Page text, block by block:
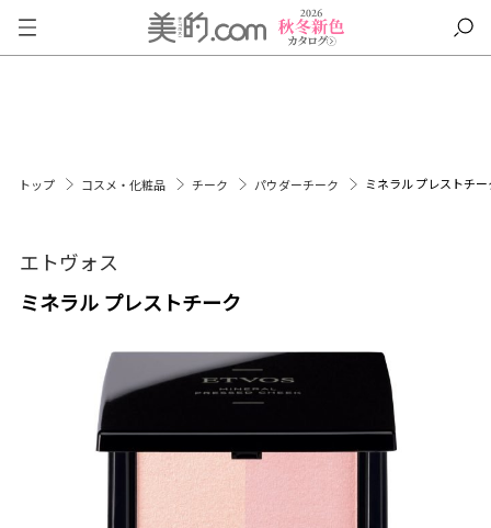
トップ コスメ・化粧品 チーク パウダーチーク ミネラル プレストチー
エトヴォス
ミネラル プレストチーク